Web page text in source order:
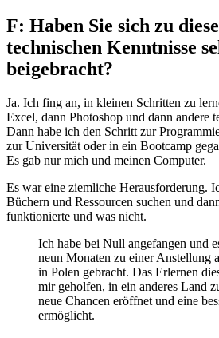
F: Haben Sie sich zu
technischen Kenntnisse
beigebracht?
Ja. Ich fing an, in kleinen Schritten zu
Excel, dann Photoshop und dann andere
Dann habe ich den Schritt zur
zur Universität oder in ein Bootcamp
Es gab nur mich und meinen Computer.
Es war eine ziemliche Herausforderung.
Büchern und Ressourcen suchen und
funktionierte und was nicht.
Ich habe bei Null angefangen und
neun Monaten zu einer Anstellung
in Polen gebracht. Das Erlernen
mir geholfen, in ein anderes Land
neue Chancen eröffnet und eine
ermöglicht.